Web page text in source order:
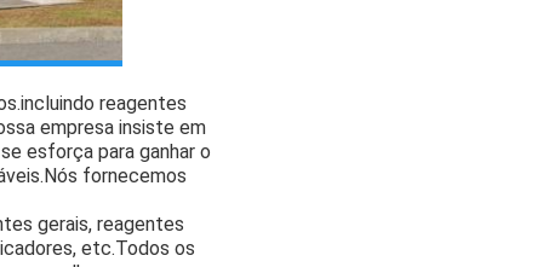
reagentes
empresa insiste em
esforça para ganhar o
fornecemos
gerais, reagentes
etc.Todos os